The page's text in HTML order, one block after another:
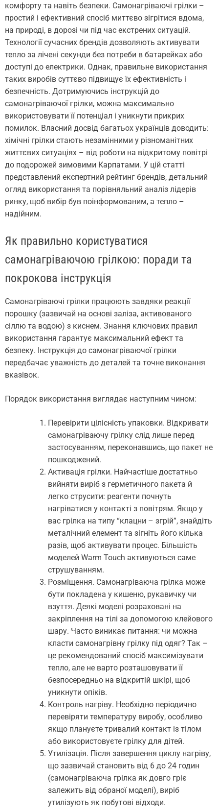
комфорту та навіть безпеки. Самонагріваючі грілки –
простий і ефективний спосіб миттєво зігрітися вдома,
на природі, в дорозі чи під час екстрених ситуацій.
Технології сучасних брендів дозволяють активувати
тепло за лічені секунди без потреби в батарейках або
доступі до електрики. Однак, правильне використання
таких виробів суттєво підвищує їх ефективність і
безпечність. Дотримуючись інструкцій до
самонагріваючої грілки, можна максимально
використовувати її потенціал і уникнути прикрих
помилок. Власний досвід багатьох українців доводить:
хімічні грілки стають незамінними у різноманітних
життєвих ситуаціях – від роботи на відкритому повітрі
до подорожей зимовими Карпатами. У цій статті
представлений експертний рейтинг брендів, детальний
огляд використання та порівняльний аналіз лідерів
ринку, щоб вибір був поінформованим, а тепло –
надійним.
Як правильно користуватися
самонагріваючою грілкою: поради та
покрокова інструкція
Самонагріваючі грілки працюють завдяки реакції
порошку (зазвичай на основі заліза, активованого
сіллю та водою) з киснем. Знання ключових правил
використання гарантує максимальний ефект та
безпеку. Інструкція до самонагріваючої грілки
передбачає уважність до деталей та точне виконання
вказівок.
Порядок використання виглядає наступним чином:
Перевірити цілісність упаковки. Відкривати
самонагріваючу грілку слід лише перед
застосуванням, переконавшись, що пакет не
пошкоджений.
Активація грілки. Найчастіше достатньо
вийняти виріб з герметичного пакета й
легко струсити: реагенти почнуть
нагріватися у контакті з повітрям. Якщо у
вас грілка на типу “клацни – згрій”, знайдіть
металічний елемент та зігніть його кілька
разів, щоб активувати процес. Більшість
моделей Warm Touch активуються саме
струшуванням.
Розміщення. Самонагріваюча грілка може
бути покладена у кишеню, рукавичку чи
взуття. Деякі моделі розраховані на
закріплення на тілі за допомогою клейового
шару. Часто виникає питання: чи можна
класти самонагрівну грілку під одяг? Так –
це рекомендований спосіб максимізувати
тепло, але не варто розташовувати її
безпосередньо на відкритій шкірі, щоб
уникнути опіків.
Контроль нагріву. Необхідно періодично
перевіряти температуру виробу, особливо
якщо плануєте тривалий контакт із тілом
або використовуєте грілку для дітей.
Утилізація. Після завершення циклу нагріву,
що зазвичай становить від 6 до 24 годин
(самонагріваюча грілка як довго гріє
залежить від обраної моделі), виріб
утилізують як побутові відходи.